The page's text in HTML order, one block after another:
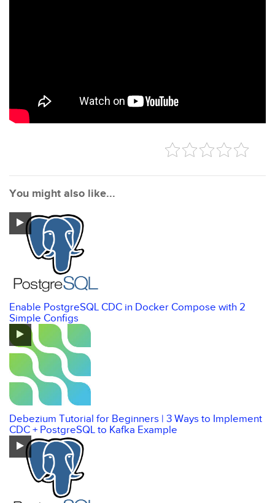
You might also like...
Enable PostgreSQL CDC in Docker Compose with 2
Simple Configs
Debezium Tutorial for Beginners | 3 Ways to Implement
CDC + PostgreSQL to Kafka Example